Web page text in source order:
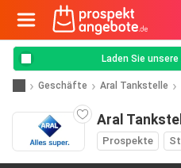
Laden Sie
Geschäfte Aral Tankstelle
Aral
Prospekte